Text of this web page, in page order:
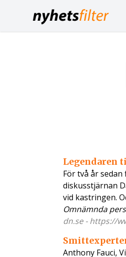
Legendaren
För två år
diskusstjärnan
vid kastringen.
Omnämnda
dn.se - https://
Anthony Fauci,